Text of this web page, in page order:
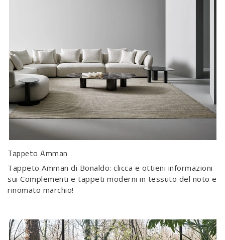
Tappeto Amman
Tappeto Amman di Bonaldo: clicca e ottieni informazioni
sui Complementi e tappeti moderni in tessuto del noto e
rinomato marchio!